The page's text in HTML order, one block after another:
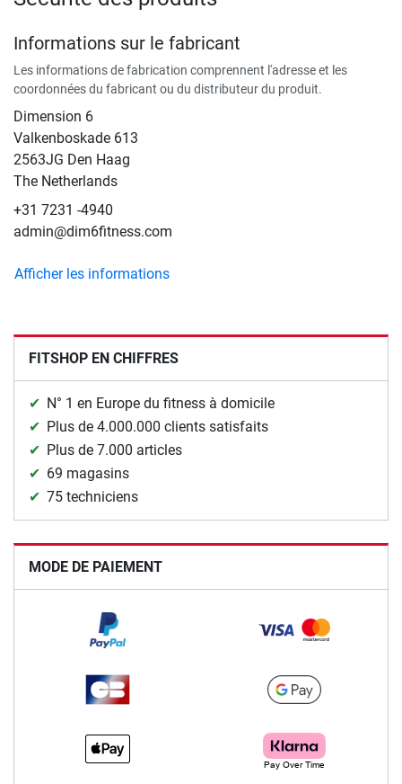
Informations sur le fabricant
Les informations de fabrication comprennent l'adresse et les
coordonnées du fabricant ou du distributeur du produit.
Dimension 6
Valkenboskade 613
2563JG Den Haag
The Netherlands
+31 7231 -4940
admin@dim6fitness.com
Afficher les informations
FITSHOP EN CHIFFRES
N° 1 en Europe du fitness à domicile
Plus de 4.000.000 clients satisfaits
Plus de 7.000 articles
69 magasins
75 techniciens
MODE DE PAIEMENT